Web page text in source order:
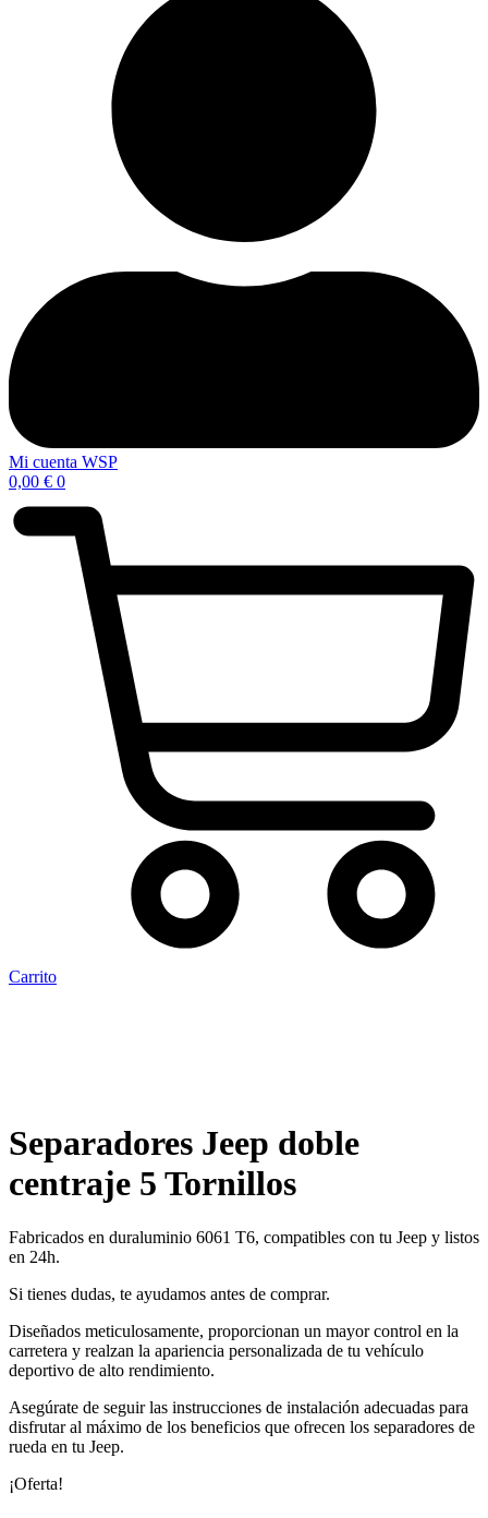
Mi cuenta WSP
0,00 € 0
Carrito
Separadores Jeep doble
centraje 5 Tornillos
Fabricados en duraluminio 6061 T6, compatibles con tu Jeep y listos
en 24h.
Si tienes dudas, te ayudamos antes de comprar.
Diseñados meticulosamente, proporcionan un mayor control en la
carretera y realzan la apariencia personalizada de tu vehículo
deportivo de alto rendimiento.
Asegúrate de seguir las instrucciones de instalación adecuadas para
disfrutar al máximo de los beneficios que ofrecen los separadores de
rueda en tu Jeep.
¡Oferta!